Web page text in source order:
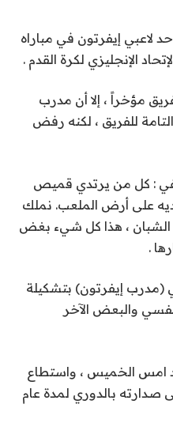
لاعبي إيفرتون في مباراه
الإنجليزي لكرة القدم .
مؤخراً ، إلا أن مدرب
للفريق ، لكنه رفض
: كل من يرتدي قميص
على أرض الملعب. نملك
الشبان ، هذا كل شيء بغض
.
(مدرب إيفرتون) بتشكيلة
والبعض الآخر
امس الخميس ، واستطاع
صدارته بالدوري لمدة عام